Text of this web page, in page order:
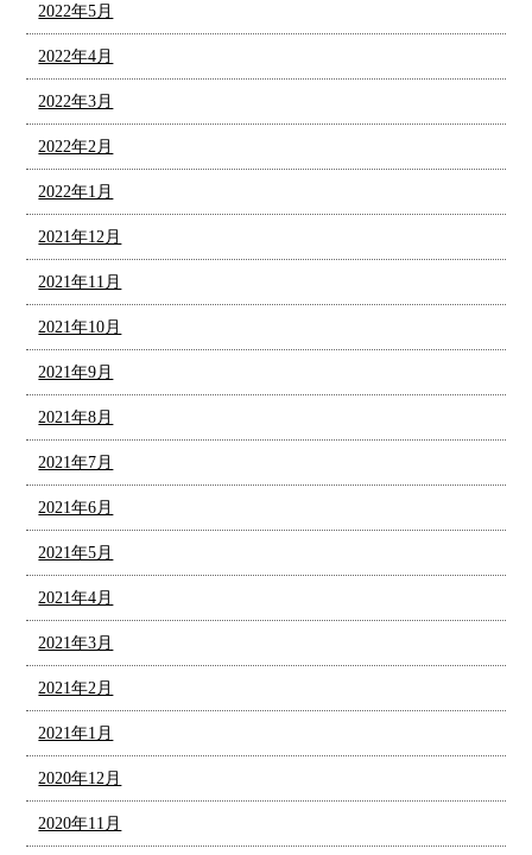
2022年5月
2022年4月
2022年3月
2022年2月
2022年1月
2021年12月
2021年11月
2021年10月
2021年9月
2021年8月
2021年7月
2021年6月
2021年5月
2021年4月
2021年3月
2021年2月
2021年1月
2020年12月
2020年11月